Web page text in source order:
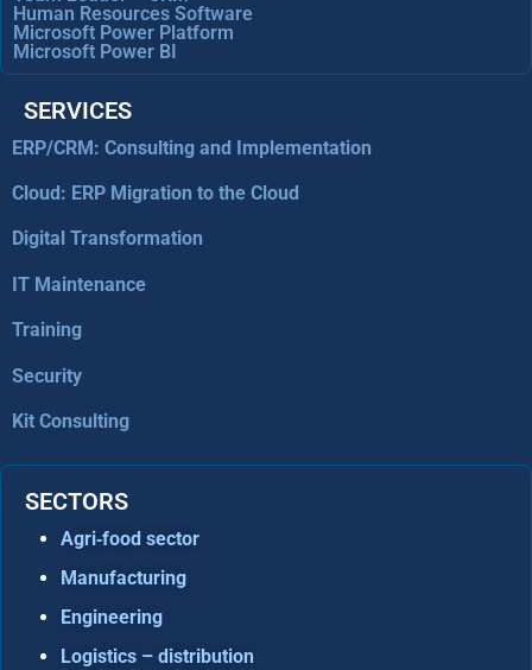
Human Resources Software
Microsoft Power Platform
Microsoft Power BI
SERVICES
ERP/CRM: Consulting and Implementation
Cloud: ERP Migration to the Cloud
Digital Transformation
IT Maintenance
Training
Security
Kit Consulting
SECTORS
Agri‑food sector
Manufacturing
Engineering
Logistics – distribution